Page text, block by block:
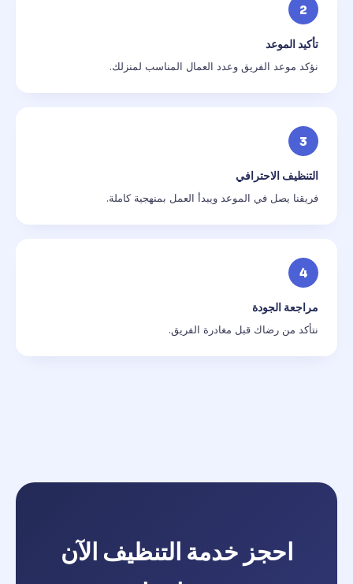
2
تأكيد الموعد
نؤكد موعد الفريق وعدد العمال المناسب لمنزلك.
3
التنظيف الاحترافي
فريقنا يصل في الموعد ويبدأ العمل بمنهجية كاملة.
4
مراجعة الجودة
نتأكد من رضاك قبل مغادرة الفريق.
احجز خدمة التنظيف الآن